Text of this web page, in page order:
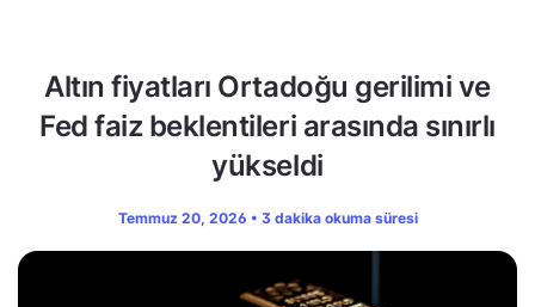
Altın fiyatları Ortadoğu gerilimi ve
Fed faiz beklentileri arasında sınırlı
yükseldi
Temmuz 20, 2026 • 3 dakika okuma süresi